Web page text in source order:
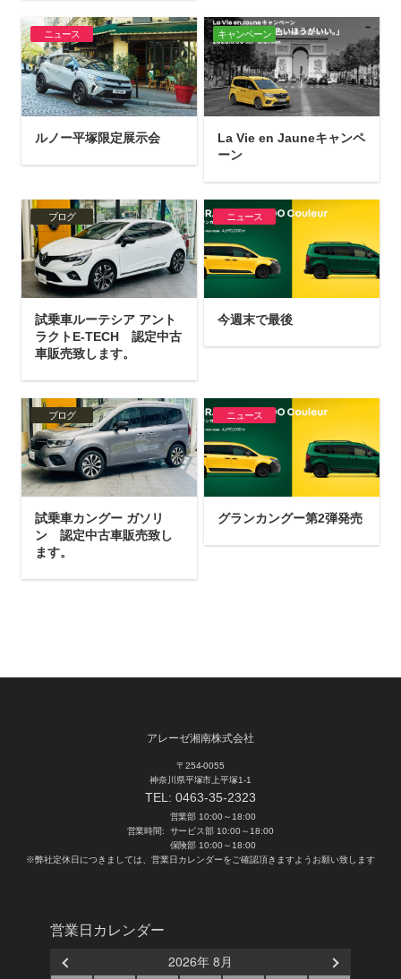
ニュース
ルノー平塚限定展示会
キャンペーン
La Vie en Jauneキャンペ
ーン
ブログ
試乗車ルーテシア アント
ラクトE-TECH 認定中古
車販売致します。
ニュース
今週末で最後
ブログ
試乗車カングー ガソリ
ン 認定中古車販売致し
ます。
ニュース
グランカングー第2弾発売
アレーゼ湘南株式会社
〒254-0055
神奈川県平塚市上平塚1-1
TEL:0463-35-2323
営業時間:
営業部 10:00～18:00
サービス部 10:00～18:00
保険部 10:00～18:00
※弊社定休日につきましては、営業日カレンダーをご確認頂きますようお願い致します
営業日カレンダー
2026年 8月